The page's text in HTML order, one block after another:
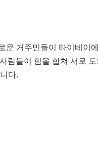
운 거주민들이 타이베
람들이 힘을 합쳐 서로
다.